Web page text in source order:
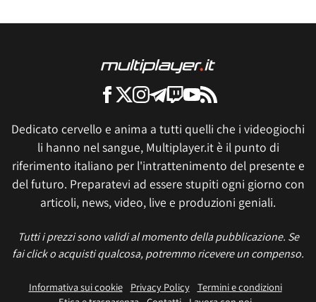
Dedicato cervello e anima a tutti quelli che i videogiochi
li hanno nel sangue, Multiplayer.it è il punto di
riferimento italiano per l'intrattenimento del presente e
del futuro. Preparatevi ad essere stupiti ogni giorno con
articoli, news, video, live e produzioni geniali.
Tutti i prezzi sono validi al momento della pubblicazione. Se
fai click o acquisti qualcosa, potremmo ricevere un compenso.
Informativa sui cookie Privacy Policy
Termini e condizioni